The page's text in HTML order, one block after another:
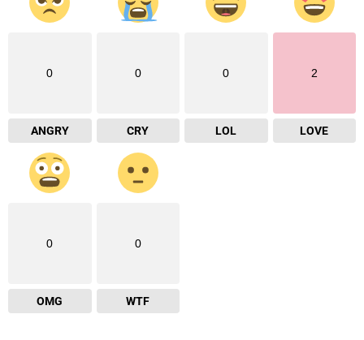
0
ANGRY
0
CRY
0
LOL
2
LOVE
0
OMG
0
WTF